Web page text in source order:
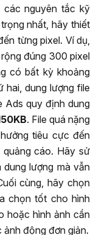
nguyên tắc kỹ
nhất, hãy thiết
từng pixel. Ví dụ,
đúng 300 pixel
có bất kỳ khoảng
hai, dung lượng file
Ads quy định dung
. File quá nặng
tiêu cực đến
quảng cáo. Hãy sử
lượng mà vẫn
cùng, hãy chọn
chọn tốt cho hình
hoặc hình ảnh cần
động đơn giản.